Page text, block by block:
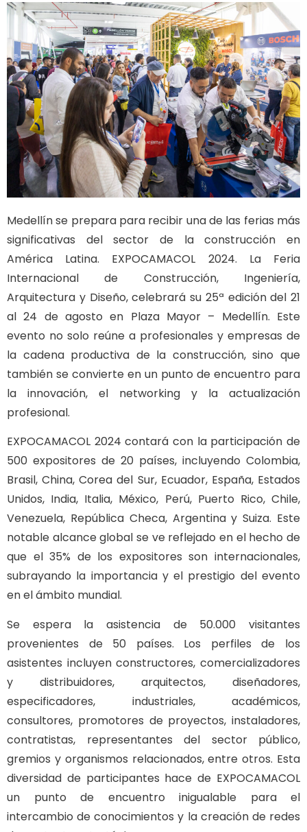
Medellín se prepara para recibir una de las ferias más
significativas del sector de la construcción en
América Latina. EXPOCAMACOL 2024. La Feria
Internacional de Construcción, Ingeniería,
Arquitectura y Diseño, celebrará su 25ª edición del 21
al 24 de agosto en Plaza Mayor – Medellín. Este
evento no solo reúne a profesionales y empresas de
la cadena productiva de la construcción, sino que
también se convierte en un punto de encuentro para
la innovación, el networking y la actualización
profesional.
EXPOCAMACOL 2024 contará con la participación de
500 expositores de 20 países, incluyendo Colombia,
Brasil, China, Corea del Sur, Ecuador, España, Estados
Unidos, India, Italia, México, Perú, Puerto Rico, Chile,
Venezuela, República Checa, Argentina y Suiza. Este
notable alcance global se ve reflejado en el hecho de
que el 35% de los expositores son internacionales,
subrayando la importancia y el prestigio del evento
en el ámbito mundial.
Se espera la asistencia de 50.000 visitantes
provenientes de 50 países. Los perfiles de los
asistentes incluyen constructores, comercializadores
y distribuidores, arquitectos, diseñadores,
especificadores, industriales, académicos,
consultores, promotores de proyectos, instaladores,
contratistas, representantes del sector público,
gremios y organismos relacionados, entre otros. Esta
diversidad de participantes hace de EXPOCAMACOL
un punto de encuentro inigualable para el
intercambio de conocimientos y la creación de redes